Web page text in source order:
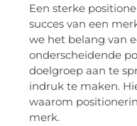
Een sterke
succes van een
we het belang van
onderscheidende
doelgroep aan te
indruk te maken.
waarom
merk.